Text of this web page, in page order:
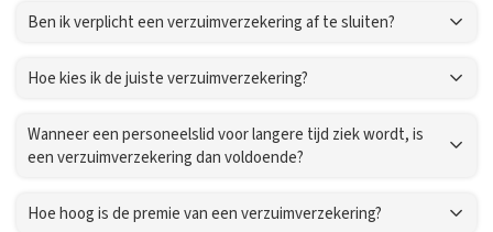
Ben ik verplicht een verzuimverzekering af te sluiten?
Hoe kies ik de juiste verzuimverzekering?
Wanneer een personeelslid voor langere tijd ziek wordt, is
een verzuimverzekering dan voldoende?
Hoe hoog is de premie van een verzuimverzekering?